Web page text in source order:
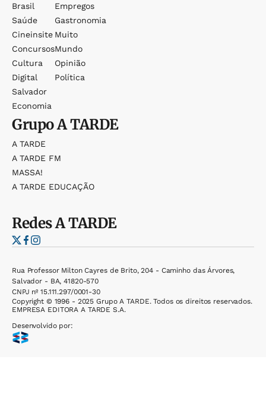
Brasil
Saúde
Cineinsite
Concursos
Cultura
Digital
Salvador
Economia
Empregos
Gastronomia
Muito
Mundo
Opinião
Política
GrupoA TARDE
A TARDE
A TARDE FM
MASSA!
A TARDE EDUCAÇÃO
RedesA TARDE
Rua Professor Milton Cayres de Brito, 204 - Caminho das Árvores,
Salvador - BA, 41820-570
CNPJ nº 15.111.297/0001-30
Copyright © 1996 - 2025 Grupo A TARDE. Todos os direitos reservados.
EMPRESA EDITORA A TARDE S.A.
Desenvolvido por: